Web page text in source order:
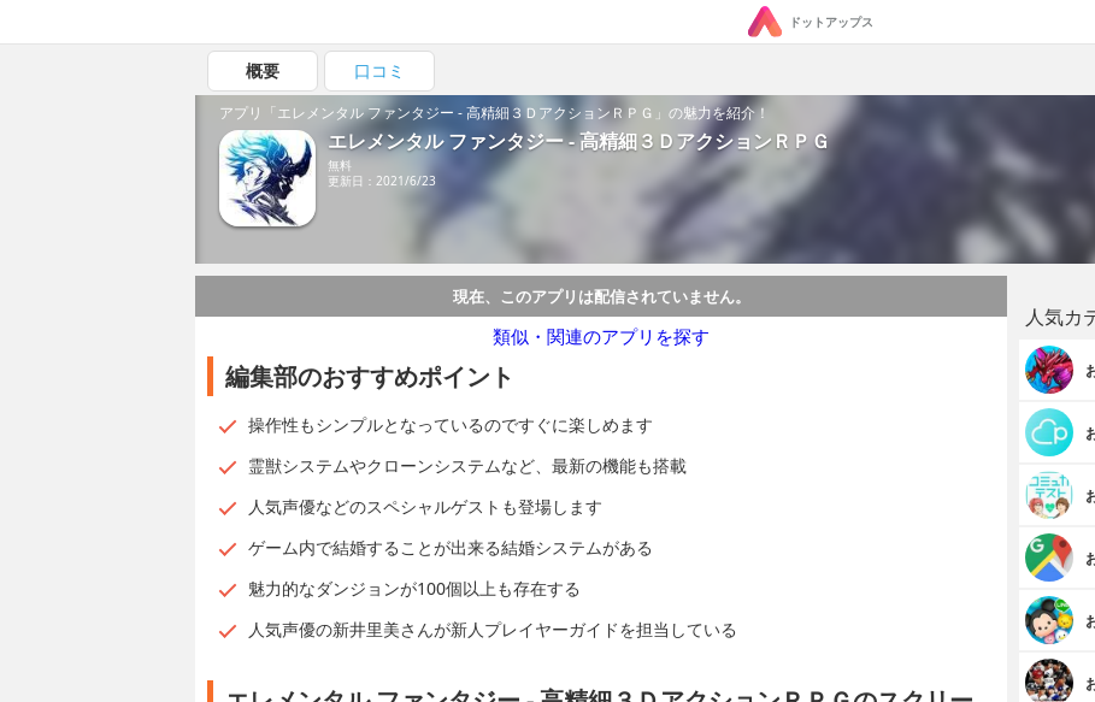
ドットアップス
概要 口コミ
アプリ「エレメンタル ファンタジー - 高精細３ＤアクションＲＰＧ」の魅力を紹介！
エレメンタル ファンタジー - 高精細３ＤアクションＲＰＧ
無料
更新日：2021/6/23
現在、このアプリは配信されていません。
類似・関連のアプリを探す
編集部のおすすめポイント
操作性もシンプルとなっているのですぐに楽しめます
霊獣システムやクローンシステムなど、最新の機能も搭載
人気声優などのスペシャルゲストも登場します
ゲーム内で結婚することが出来る結婚システムがある
魅力的なダンジョンが100個以上も存在する
人気声優の新井里美さんが新人プレイヤーガイドを担当している
人気カ